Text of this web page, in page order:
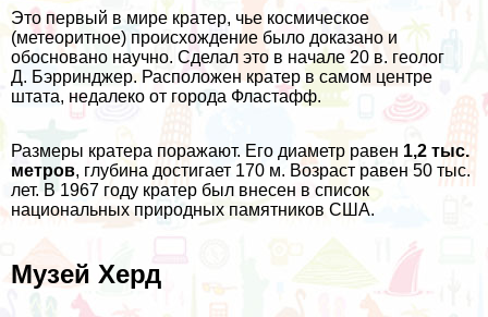
Это первый в мире кратер, чье космическое
(метеоритное) происхождение было доказано и
обосновано научно. Сделал это в начале 20 в. геолог
Д. Бэрринджер. Расположен кратер в самом центре
штата, недалеко от города Фластафф.
Размеры кратера поражают. Его диаметр равен 1,2 тыс.
метров, глубина достигает 170 м. Возраст равен 50 тыс.
лет. В 1967 году кратер был внесен в список
национальных природных памятников США.
Музей Херд